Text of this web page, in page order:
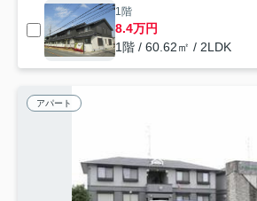
1階
8.4万円
1階 / 60.62㎡ / 2LDK
アパート